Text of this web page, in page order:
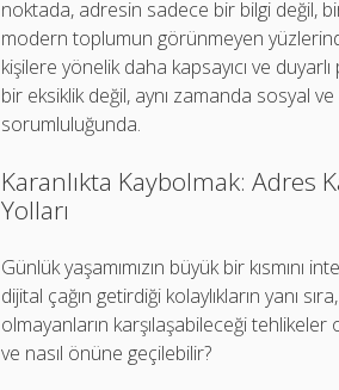
noktada, adresin sadece bir bilgi değil,
modern toplumun görünmeyen
kişilere yönelik daha kapsayıcı ve
bir eksiklik değil, aynı zamanda sosyal
sorumluluğunda.
Karanlıkta Kaybolmak: Adres
Yolları
Günlük yaşamımızın büyük bir
dijital çağın getirdiği kolaylıkların yanı
olmayanların karşılaşabileceği
ve nasıl önüne geçilebilir?